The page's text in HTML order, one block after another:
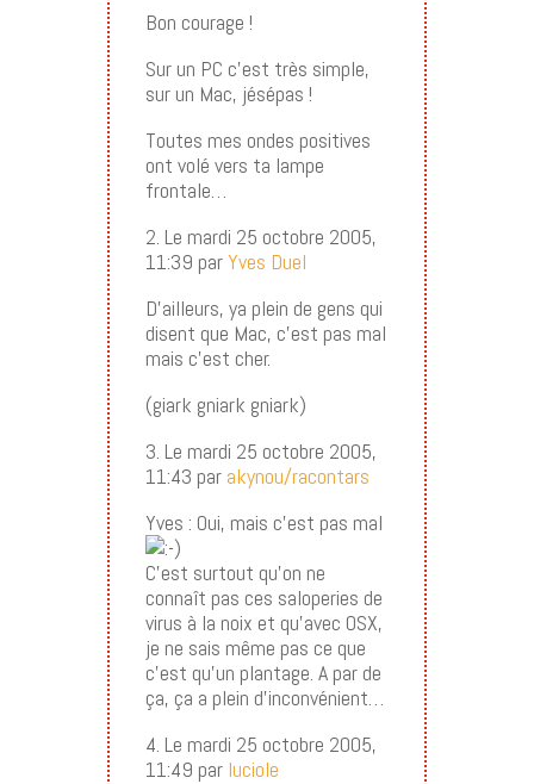
Bon courage !
Sur un PC c’est très simple,
sur un Mac, jésépas !
Toutes mes ondes positives
ont volé vers ta lampe
frontale…
2. Le mardi 25 octobre 2005,
11:39 parYves Duel
D’ailleurs, ya plein de gens qui
disent que Mac, c’est pas mal
mais c’est cher.
(giark gniark gniark)
3. Le mardi 25 octobre 2005,
11:43 par akynou/racontars
Yves : Oui, mais c’est pas mal
C’est surtout qu’on ne
connaît pas ces saloperies de
virus à la noix et qu’avec OSX,
je ne sais même pas ce que
c’est qu’un plantage. A par de
ça, ça a plein d’inconvénient…
4. Le mardi 25 octobre 2005,
11:49 par luciole